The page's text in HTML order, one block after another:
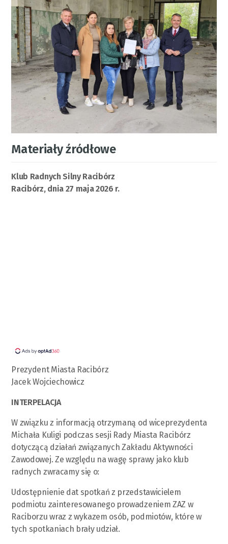
Materiały źródłowe
Klub Radnych Silny Racibórz
Racibórz, dnia 27 maja 2026 r.
Prezydent Miasta Racibórz
Jacek Wojciechowicz
INTERPELACJA
W związku z informacją otrzymaną od wiceprezydenta
Michała Kuligi podczas sesji Rady Miasta Racibórz
dotyczącą działań związanych Zakładu Aktywności
Zawodowej. Ze względu na wagę sprawy jako klub
radnych zwracamy się o:
Udostępnienie dat spotkań z przedstawicielem
podmiotu zainteresowanego prowadzeniem ZAZ w
Raciborzu wraz z wykazem osób, podmiotów, które w
tych spotkaniach brały udział.